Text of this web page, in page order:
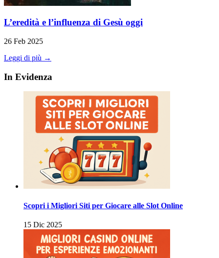
L’eredità e l’influenza di Gesù oggi
26 Feb 2025
Leggi di più →
In Evidenza
Scopri i Migliori Siti per Giocare alle Slot Online
15 Dic 2025